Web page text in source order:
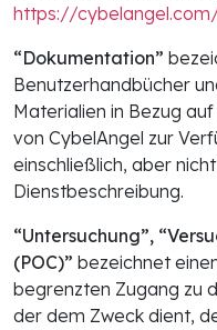
https://
“Dokumentation”
Benutzerhandbücher
Materialien in Bezug
von CybelAngel zur
einschließlich, aber
Dienstbeschreibung.
“Untersuchung”,
(POC)” bezeichnet
begrenzten Zugang zu
der dem Zweck dient,